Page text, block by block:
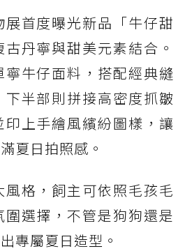
首度曝光新品「牛仔甜
丹寧與甜美元素結合。
牛仔面料，搭配經典縫
半部則拼接高密度抓皺
上手繪風繽紛圖樣，讓
夏日拍照感。
格，飼主可依照毛孩毛
選擇，不管是狗狗還是
專屬夏日造型。